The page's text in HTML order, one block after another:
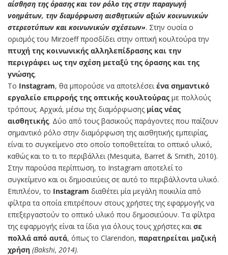
αίσθηση της όρασης και τον ρόλο της στην παραγωγή
νοημάτων, την διαμόρφωση αισθητικών αξιών κοινωνικών
στερεοτύπων και κοινωνικών σχέσεων». Στην ουσία ο
ορισμός του Mirzoeff προσδίδει στην οπτική κουλτούρα την
πτυχή της κοινωνικής αλληλεπίδρασης και την
περιγράφει ως την σχέση μεταξύ της όρασης και της
γνώσης.
Το Instagram, θα μπορούσε να αποτελέσει ένα σημαντικό
εργαλείο επιρροής της οπτικής κουλτούρας με πολλούς
τρόπους. Αρχικά, μέσω της διαμόρφωσης μίας νέας
αισθητικής. Δύο από τους βασικούς παράγοντες που παίζουν
σημαντικό ρόλο στην διαμόρφωση της αισθητικής εμπειρίας,
είναι το συγκείμενο στο οποίο τοποθετείται το οπτικό υλικό,
καθώς και το τι το περιβάλλει (Mesquita, Barret & Smith, 2010).
Στην παρούσα περίπτωση, το Instagram αποτελεί το
συγκείμενο και οι δημοσιεύεις σε αυτό το περιβάλλοντα υλικό.
Επιπλέον, το Instagram διαθέτει μία μεγάλη ποικιλία από
φίλτρα τα οποία επιτρέπουν στους χρήστες της εφαρμογής να
επεξεργαστούν το οπτικό υλικό που δημοσιεύουν. Τα φίλτρα
της εφαρμογής είναι τα ίδια για όλους τους χρήστες και σε
πολλά από αυτά, όπως το Clarendon, παρατηρείται μαζική
χρήση (Bakshi, 2014).